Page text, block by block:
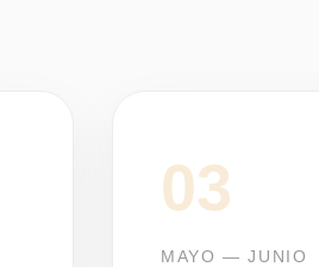
03
MAYO — JUNIO